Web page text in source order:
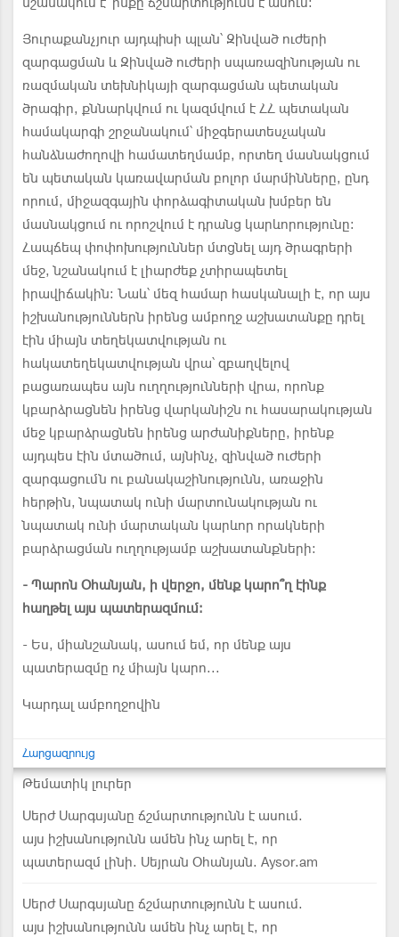
Յուրաքանչյուր այդպիսի պլան՝ Զինված ուժերի
զարգացման և Զինված ուժերի սպառազինության ու
ռազմական տեխնիկայի զարգացման պետական
ծրագիր, քննարկվում ու կազմվում է ՀՀ պետական
համակարգի շրջանակում՝ միջգերատեսչական
հանձնաժողովի համատեղմամբ, որտեղ մասնակցում
են պետական կառավարման բոլոր մարմինները, ընդ
որում, միջազգային փորձագիտական խմբեր են
մասնակցում ու որոշվում է դրանց կարևորությունը։
Հապճեպ փոփոխություններ մտցնել այդ ծրագրերի
մեջ, նշանակում է լիարժեք չտիրապետել
իրավիճակին։ Նաև՝ մեզ համար հասկանալի է, որ այս
իշխանություններն իրենց ամբողջ աշխատանքը դրել
էին միայն տեղեկատվության ու
հակատեղեկատվության վրա՝ զբաղվելով
բացառապես այն ուղղությունների վրա, որոնք
կբարձրացնեն իրենց վարկանիշն ու հասարակության
մեջ կբարձրացնեն իրենց արժանիքները, իրենք
այդպես էին մտածում, այնինչ, զինված ուժերի
զարգացումն ու բանակաշինությունն, առաջին
հերթին, նպատակ ունի մարտունակության ու
նպատակ ունի մարտական կարևոր որակների
բարձրացման ուղղությամբ աշխատանքների։
- Պարոն Օհանյան, ի վերջո, մենք կարո՞ղ էինք
հաղթել այս պատերազմում։
- Ես, միանշանակ, ասում եմ, որ մենք այս
պատերազմը ոչ միայն կարո...
Կարդալ ամբողջովին
Հարցազրույց
Թեմատիկ լուրեր
Սերժ Սարգսյանը ճշմարտությունն է ասում.
այս իշխանությունն ամեն ինչ արել է, որ
պատերազմ լինի. Սեյրան Օհանյան. Aysor.am
Սերժ Սարգսյանը ճշմարտությունն է ասում.
այս իշխանությունն ամեն ինչ արել է, որ